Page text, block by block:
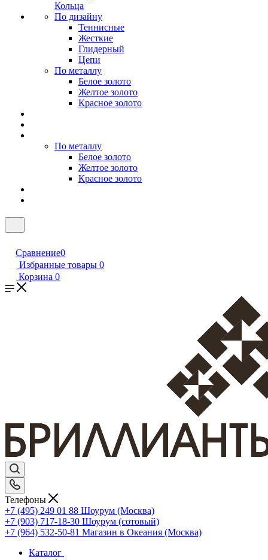
Кольца
По дизайну
Теннисные
Жесткие
Глидерный
Цепи
По металлу
Белое золото
Желтое золото
Красное золото
По металлу
Белое золото
Желтое золото
Красное золото
Сравнение0
Избранные товары 0
Корзина 0
Телефоны
+7 (495) 249 01 88 Шоурум (Москва)
+7 (903) 717-18-30 Шоурум (сотовый)
+7 (964) 532-50-81 Магазин в Океания (Москва)
Каталог